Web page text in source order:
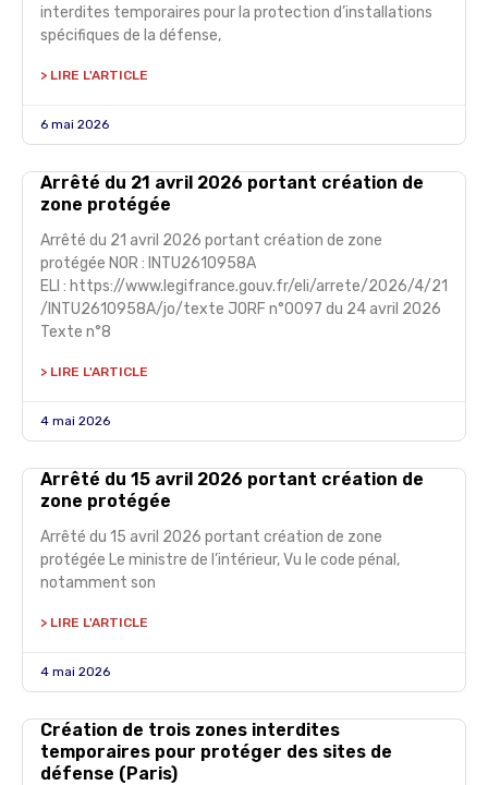
interdites temporaires pour la protection d’installations
spécifiques de la défense,
> LIRE L'ARTICLE
6 mai 2026
Arrêté du 21 avril 2026 portant création de
zone protégée
Arrêté du 21 avril 2026 portant création de zone
protégée NOR : INTU2610958A
ELI : https://www.legifrance.gouv.fr/eli/arrete/2026/4/21
/INTU2610958A/jo/texte JORF n°0097 du 24 avril 2026
Texte n°8
> LIRE L'ARTICLE
4 mai 2026
Arrêté du 15 avril 2026 portant création de
zone protégée
Arrêté du 15 avril 2026 portant création de zone
protégée Le ministre de l’intérieur, Vu le code pénal,
notamment son
> LIRE L'ARTICLE
4 mai 2026
Création de trois zones interdites
temporaires pour protéger des sites de
défense (Paris)